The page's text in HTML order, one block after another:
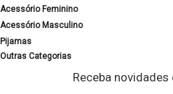
Acessório Feminino
Acessório Masculino
Pijamas
Outras Categorias
Receba